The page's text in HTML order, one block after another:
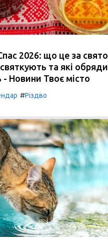
2026: що це за свято,
та які обряди
- Новини Твоє місто
#Різдво